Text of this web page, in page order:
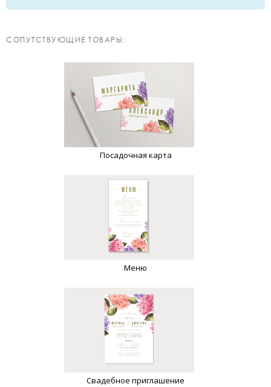
CОПУТСТВУЮЩИЕ ТОВАРЫ:
Посадочная карта
Меню
Свадебное приглашение